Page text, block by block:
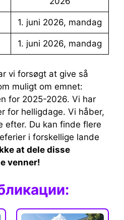
1. juni 2026, mandag
1. juni 2026, mandag
vi forsøgt at give så
muligt om emnet:
for 2025-2026. Vi har
for helligdage. Vi håber,
Du kan finde flere
i forskellige lande
at dele disse
venner!